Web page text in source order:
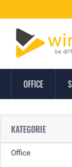
OFFICE
KATEGORIE
Office